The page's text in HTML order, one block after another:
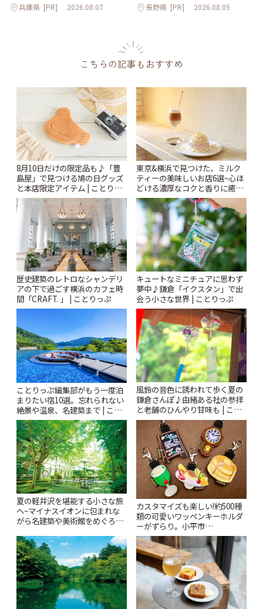
兵庫県 [PR] 2026.08.07 長野県 [PR] 2026.08.05
こちらの記事もおすすめ
8月10日だけの限定品も♪「豊
島屋」で見つける鳩の日グッズ
と本店限定アイテム | ことりっ
ぷ
東京&横浜で見つけた、ミルク
ティーの美味しいお店6選~心ほ
どける濃厚なコクと香りに癒や
されるティータイム~ | ことりっ
ぷ
歴史建築のレトロなシャンデリ
アの下で過ごす横浜のカフェ時
間「CRAFT. 」 | ことりっぷ
キュートなミニチュアに思わず
夢中♪鎌倉「イクスタン」で出
会う小さな世界 | ことりっぷ
ことりっぷ編集部がもう一度泊
まりたい宿10選。忘れられない
絶景や温泉、名建築まで | こと
りっぷ
風鈴の音色に誘われて歩く夏の
鎌倉さんぽ♪由緒ある社の参拝
と老舗のひんやり甘味も | こと
りっぷ
夏の軽井沢を堪能する小さな旅
へ~マイナスイオンに包まれな
がら名建築や美術館をめぐろう
カスタマイズも楽しい!約500種
類の可愛いワッペンキーホルダ
ーがずらり。小平市
「Kimamaya T&K」 | ことりっ
ぷ